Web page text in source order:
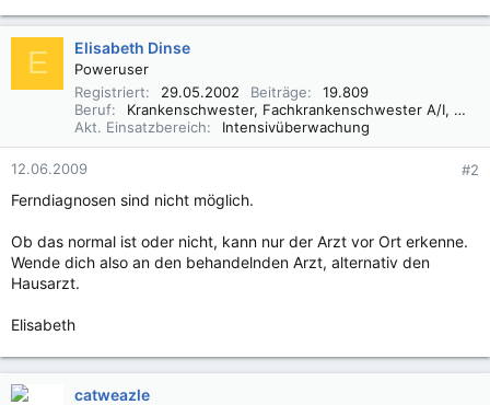
E Elisabeth Dinse
Poweruser
Registriert
29.05.2002 Beiträge
19.809
Beruf
Krankenschwester, Fachkrankenschwester A/I, Praxisbegleiter Basale Stimulation
Akt. Einsatzbereich
Intensivüberwachung
12.06.2009 #2
Ferndiagnosen sind nicht möglich.
Ob das normal ist oder nicht, kann nur der Arzt vor Ort erkenne.
Wende dich also an den behandelnden Arzt, alternativ den
Hausarzt.
Elisabeth
catweazle